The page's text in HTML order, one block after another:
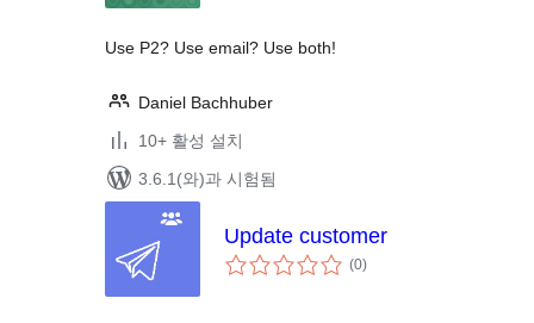
Use P2? Use email? Use both!
Daniel Bachhuber
10+ 활성 설치
3.6.1(와)과 시험됨
Update customer
(0전
체)